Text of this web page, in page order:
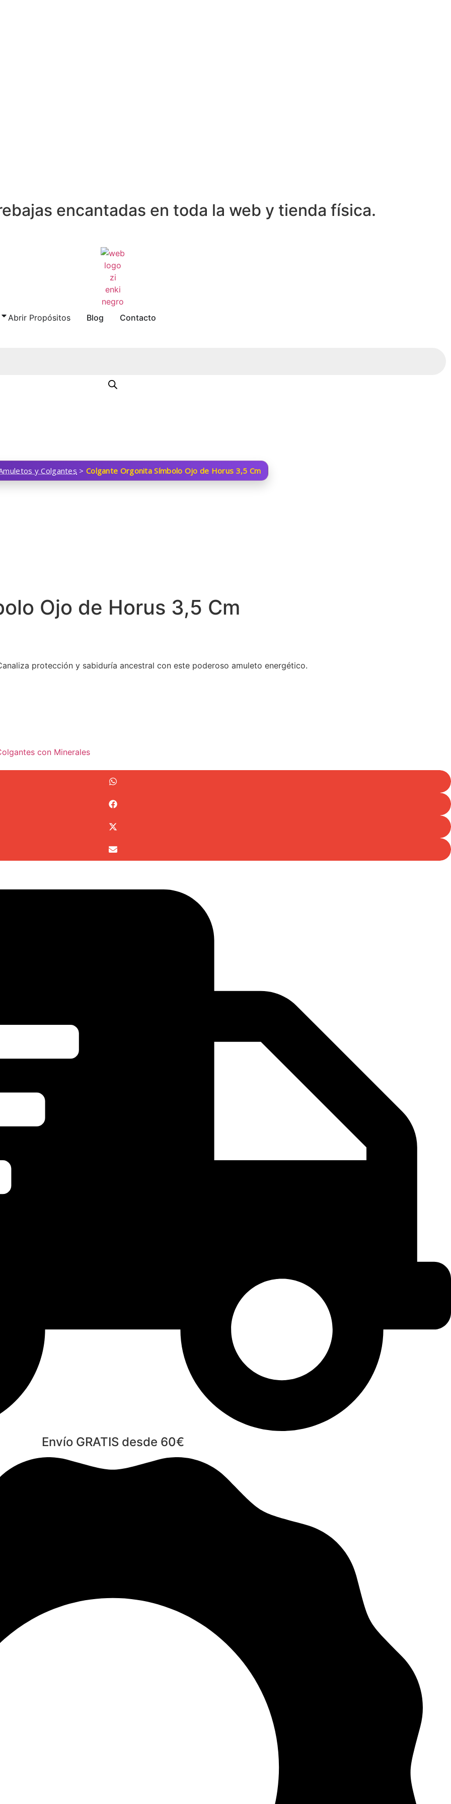
encantadas en toda la web y tienda física.
Abrir Propósitos Blog Contacto
y Colgantes > Colgante Orgonita Símbolo Ojo de Horus 3,5 Cm
Ojo de Horus 3,5 Cm
protección y sabiduría ancestral con este poderoso amuleto energético.
con Minerales
Envío GRATIS desde 60€